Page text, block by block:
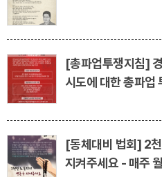
[총파업투쟁지침]
시도에 대한 총파업
[동체대비 법회] 2
지켜주세요 - 매주